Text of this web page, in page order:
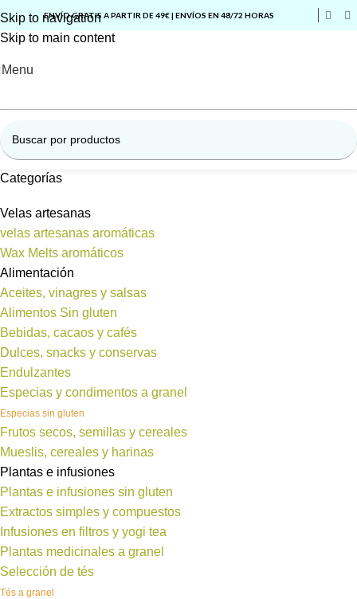
Skip to navigation
Skip to main content
ENVÍO GRATIS A PARTIR DE 49€ | ENVÍOS EN 48/72 HORAS
Menu
Categorías
Velas artesanas
velas artesanas aromáticas
Wax Melts aromáticos
Alimentación
Aceites, vinagres y salsas
Alimentos Sin gluten
Bebidas, cacaos y cafés
Dulces, snacks y conservas
Endulzantes
Especias y condimentos a granel
Especias sin gluten
Frutos secos, semillas y cereales
Mueslis, cereales y harinas
Plantas e infusiones
Plantas e infusiones sin gluten
Extractos simples y compuestos
Infusiones en filtros y yogi tea
Plantas medicinales a granel
Selección de tés
Tés a granel